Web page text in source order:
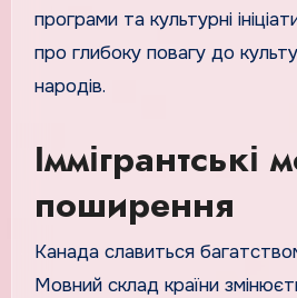
програми та культурні
про глибоку повагу до
народів.
Іммігрантські
поширення
Канада славиться
Мовний склад країни